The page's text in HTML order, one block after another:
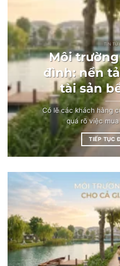
TIN
Môi
đình: nền
tài sản
Có lẽ các khách hàng
quá rõ việc
TIẾP TỤC